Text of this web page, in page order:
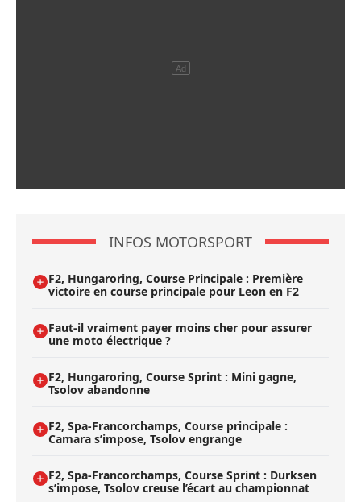
INFOS MOTORSPORT
F2, Hungaroring, Course Principale : Première
victoire en course principale pour Leon en F2
Faut-il vraiment payer moins cher pour assurer
une moto électrique ?
F2, Hungaroring, Course Sprint : Mini gagne,
Tsolov abandonne
F2, Spa-Francorchamps, Course principale :
Camara s’impose, Tsolov engrange
F2, Spa-Francorchamps, Course Sprint : Durksen
s’impose, Tsolov creuse l’écart au championnat